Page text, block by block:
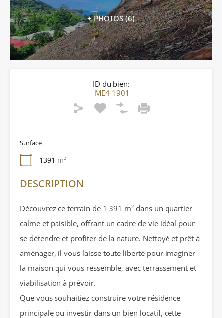
+ PHOTOS (6)
ID du bien:
ME4-1901
Surface
1391 m²
DESCRIPTION
Découvrez ce terrain de 1 391 m² dans un quartier
calme et paisible, offrant un cadre de vie idéal pour
se détendre et profiter de la nature. Nettoyé et prêt à
aménager, il vous laisse toute liberté pour imaginer
la maison qui vous ressemble, avec terrassement et
viabilisation à prévoir.
Que vous souhaitiez construire votre résidence
principale ou investir dans un bien locatif, cette